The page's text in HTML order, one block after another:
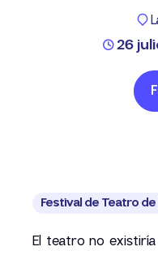
26
Festival de Teatro
El teatro no